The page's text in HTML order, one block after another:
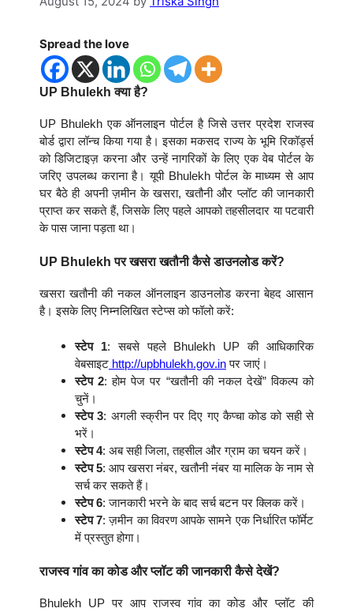
Spread the love
UP Bhulekh क्या है?
UP Bhulekh एक ऑनलाइन पोर्टल है जिसे उत्तर प्रदेश राजस्व
बोर्ड द्वारा लॉन्च किया गया है। इसका मकसद राज्य के भूमि रिकॉर्ड्स
को डिजिटाइज़ करना और उन्हें नागरिकों के लिए एक वेब पोर्टल के
जरिए उपलब्ध कराना है। यूपी Bhulekh पोर्टल के माध्यम से आप
घर बैठे ही अपनी ज़मीन के खसरा, खतौनी और प्लॉट की जानकारी
प्राप्त कर सकते हैं, जिसके लिए पहले आपको तहसीलदार या पटवारी
के पास जाना पड़ता था।
UP Bhulekh पर खसरा खतौनी कैसे डाउनलोड करें?
खसरा खतौनी की नकल ऑनलाइन डाउनलोड करना बेहद आसान
है। इसके लिए निम्नलिखित स्टेप्स को फॉलो करें:
स्टेप 1: सबसे पहले Bhulekh UP की आधिकारिक
वेबसाइट http://upbhulekh.gov.inपर जाएं।
स्टेप 2: होम पेज पर “खतौनी की नकल देखें” विकल्प को
चुनें।
स्टेप 3: अगली स्क्रीन पर दिए गए कैप्चा कोड को सही से
भरें।
स्टेप 4: अब सही जिला, तहसील और ग्राम का चयन करें।
स्टेप 5: आप खसरा नंबर, खतौनी नंबर या मालिक के नाम से
सर्च कर सकते हैं।
स्टेप 6: जानकारी भरने के बाद सर्च बटन पर क्लिक करें।
स्टेप 7: ज़मीन का विवरण आपके सामने एक निर्धारित फॉर्मेट
में प्रस्तुत होगा।
राजस्व गांव का कोड और प्लॉट की जानकारी कैसे देखें?
Bhulekh UP पर आप राजस्व गांव का कोड और प्लॉट की